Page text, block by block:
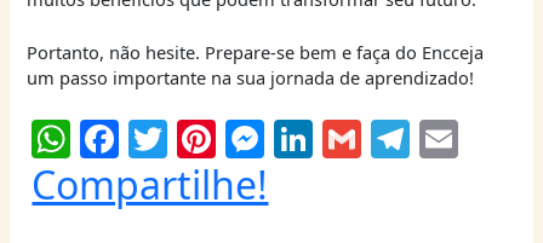
Portanto, não hesite. Prepare-se bem e faça do Encceja
um passo importante na sua jornada de aprendizado!
W
h
at
F
a
c
T
w
itt
Pi
nt
er
M
ss
Li G T
Compartilhe!